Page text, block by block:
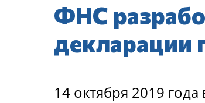
ФНС
декларации
14 октября 2019